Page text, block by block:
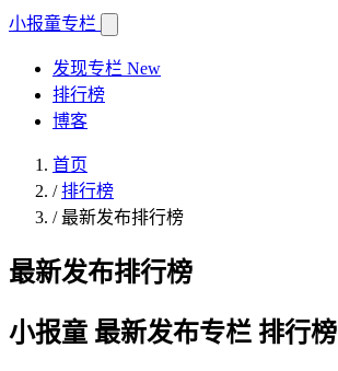
小报童专栏
发现专栏 New
排行榜
博客
首页
/排行榜
/最新发布排行榜
最新发布排行榜
小报童 最新发布专栏 排行榜